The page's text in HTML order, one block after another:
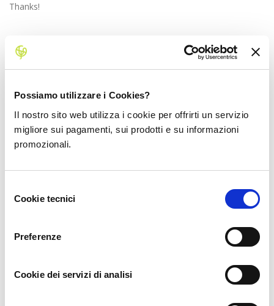
Possiamo utilizzare i Cookies?
Il nostro sito web utilizza i cookie per offrirti un servizio
migliore sui pagamenti, sui prodotti e su informazioni
promozionali.
delCookie tecnici
Preferenze
Cookie dei servizi di analisi
Thanks!
Your article helped me a lot, is there any more related content?
Thanks!
www.binance.com registrati
Can you be more specific about the content of your article?
After reading it, I still have some doubts. Hope you can help me.